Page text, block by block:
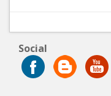
Social